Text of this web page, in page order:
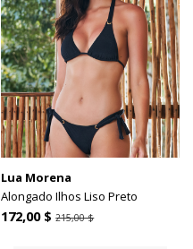
Lua Morena
Alongado Ilhos Liso Preto
172,00 $215,00 $